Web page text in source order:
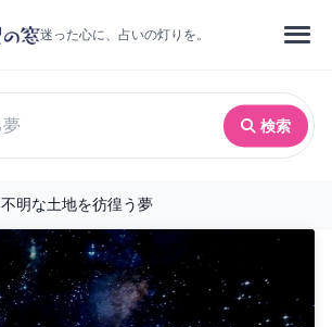
迷った心に、占いの灯りを。
検索
不明な土地を彷徨う夢